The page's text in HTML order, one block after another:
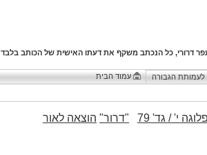
דרורי, כל הנכתב משקף את דעתו האישית של הכותב בלבד
הגבורה עמוד הבית
פלוגה י' / גד' 79 "דרור" הוצאה לאור